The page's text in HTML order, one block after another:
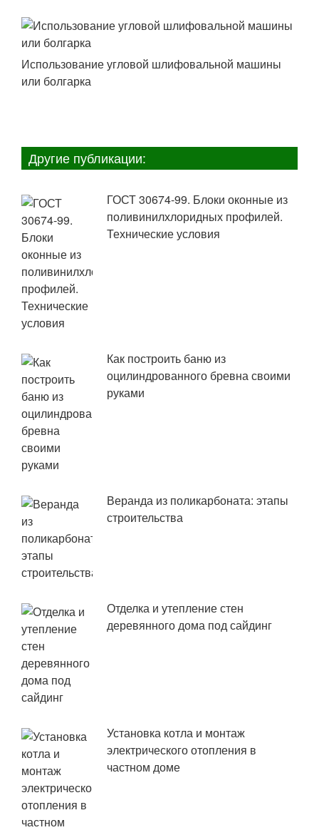
Использование угловой шлифовальной машины
или болгарка
Другие публикации:
ГОСТ 30674-99. Блоки оконные из
поливинилхлоридных профилей.
Технические условия
Как построить баню из
оцилиндрованного бревна своими
руками
Веранда из поликарбоната: этапы
строительства
Отделка и утепление стен
деревянного дома под сайдинг
Установка котла и монтаж
электрического отопления в
частном доме